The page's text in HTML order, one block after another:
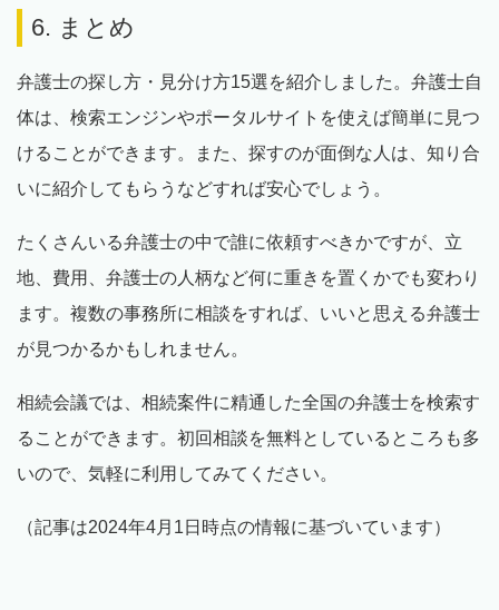
6. まとめ
弁護士の探し方・見分け方15選を紹介しました。弁護士自
体は、検索エンジンやポータルサイトを使えば簡単に見つ
けることができます。また、探すのが面倒な人は、知り合
いに紹介してもらうなどすれば安心でしょう。
たくさんいる弁護士の中で誰に依頼すべきかですが、立
地、費用、弁護士の人柄など何に重きを置くかでも変わり
ます。複数の事務所に相談をすれば、いいと思える弁護士
が見つかるかもしれません。
相続会議では、相続案件に精通した全国の弁護士を検索す
ることができます。初回相談を無料としているところも多
いので、気軽に利用してみてください。
（記事は2024年4月1日時点の情報に基づいています）